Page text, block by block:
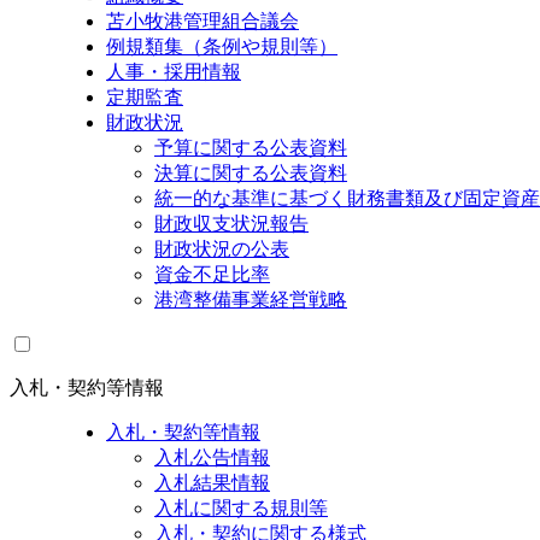
苫小牧港管理組合議会
例規類集（条例や規則等）
人事・採用情報
定期監査
財政状況
予算に関する公表資料
決算に関する公表資料
統一的な基準に基づく財務書類及び固定資
財政収支状況報告
財政状況の公表
資金不足比率
港湾整備事業経営戦略
入札・契約等情報
入札・契約等情報
入札公告情報
入札結果情報
入札に関する規則等
入札・契約に関する様式